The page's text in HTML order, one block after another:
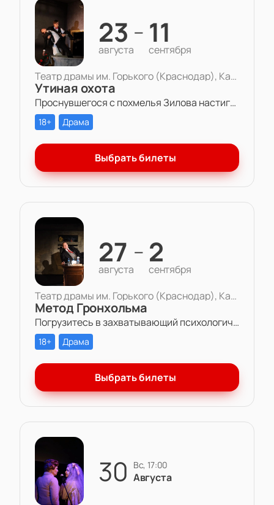
23
августа
— 11
сентября
Театр драмы им. Горького (Краснодар), Камерная сцена
Утиная охота
Проснувшегося с похмелья Зилова настигает осознание того, что все, что он есть и все, что есть у него — бессмысленная игра. Игра в любовь, в справедливость, в дружбу, в успех.
18+ Драма
Выбрать билеты
27
августа
— 2
сентября
Театр драмы им. Горького (Краснодар), Камерная сцена
Метод Гронхольма
Погрузитесь в захватывающий психологический триллер «Метод Гронхольма» в Театре драмы им. Горького.
18+ Драма
Выбрать билеты
30 вс, 17:00
Августа